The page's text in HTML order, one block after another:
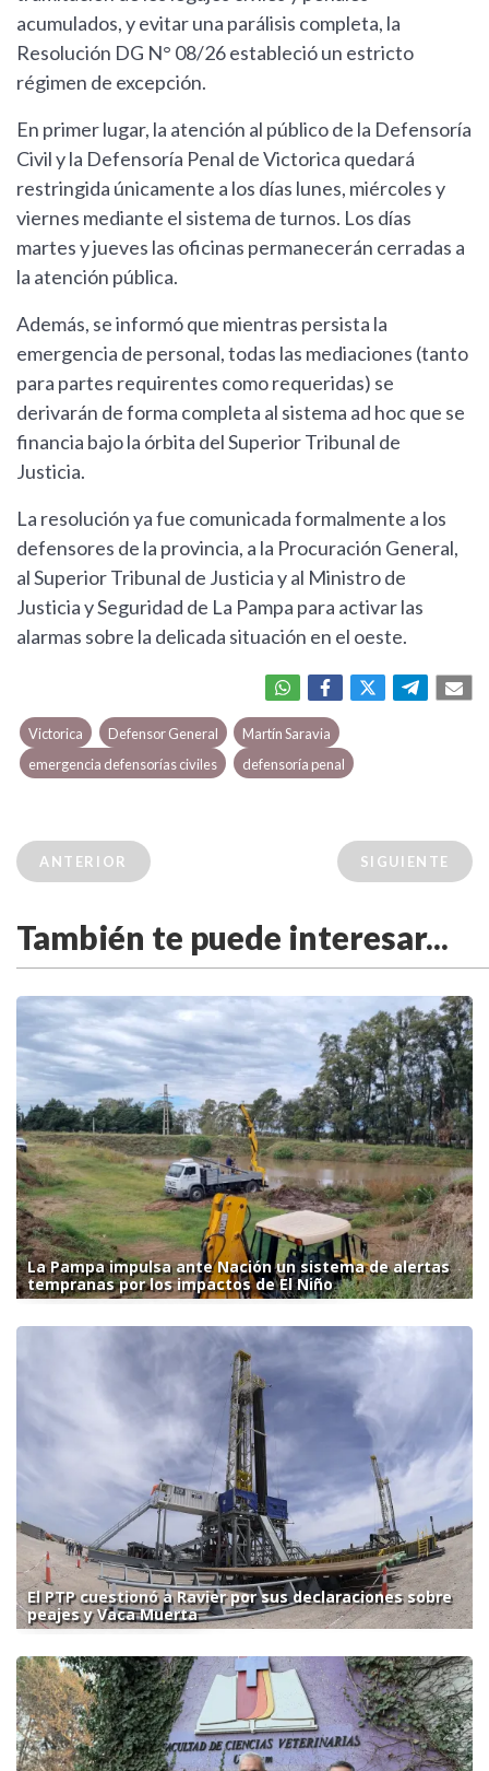
acumulados, y evitar una parálisis completa, la
Resolución DG N° 08/26 estableció un estricto
régimen de excepción.
En primer lugar, la atención al público de la Defensoría
Civil y la Defensoría Penal de Victorica quedará
restringida únicamente a los días lunes, miércoles y
viernes mediante el sistema de turnos. Los días
martes y jueves las oficinas permanecerán cerradas a
la atención pública.
Además, se informó que mientras persista la
emergencia de personal, todas las mediaciones (tanto
para partes requirentes como requeridas) se
derivarán de forma completa al sistema ad hoc que se
financia bajo la órbita del Superior Tribunal de
Justicia.
La resolución ya fue comunicada formalmente a los
defensores de la provincia, a la Procuración General,
al Superior Tribunal de Justicia y al Ministro de
Justicia y Seguridad de La Pampa para activar las
alarmas sobre la delicada situación en el oeste.
Victorica Defensor General
Martín Saravia
emergencia defensorías civiles
defensoría penal
ANTERIOR SIGUIENTE
También te puede interesar...
La Pampa impulsa ante Nación un sistema de alertas
tempranas por los impactos de El Niño
El PTP cuestionó a Ravier por sus declaraciones sobre
peajes y Vaca Muerta